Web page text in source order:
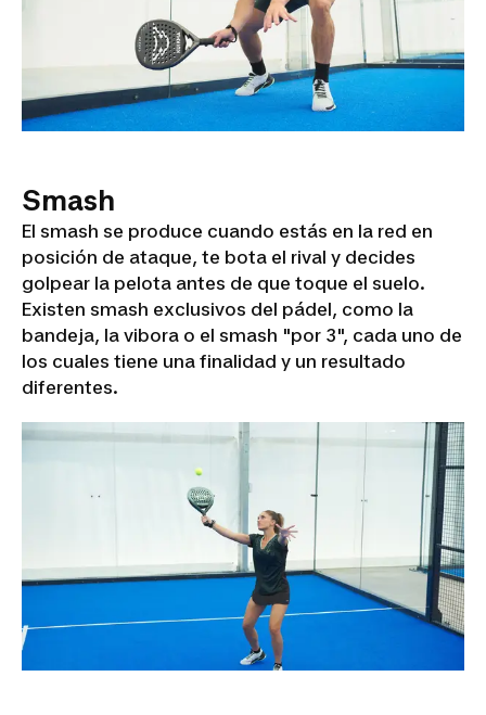
Smash
El smash se produce cuando estás en la red en
posición de ataque, te bota el rival y decides
golpear la pelota antes de que toque el suelo.
Existen smash exclusivos del pádel, como la
bandeja, la vibora o el smash "por 3", cada uno de
los cuales tiene una finalidad y un resultado
diferentes.